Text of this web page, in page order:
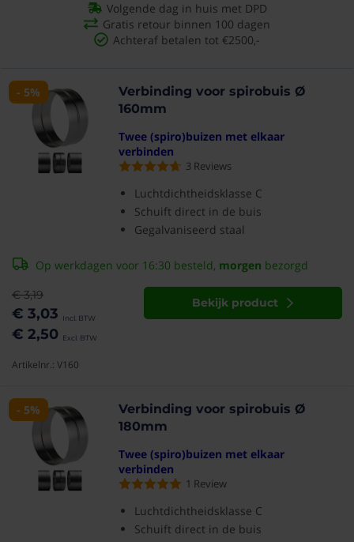
- 5%
Verbinding voor spirobuis Ø
160mm
Twee (spiro)buizen met elkaar
verbinden
3 Reviews
Luchtdichtheidsklasse C
Schuift direct in de buis
Gegalvaniseerd staal
€ 3,03
€ 2,50
€ 3,19
Op werkdagen voor 16:30 besteld, morgen bezorgd
Bekijk product
Artikelnr.: V160
- 5%
Verbinding voor spirobuis Ø
180mm
Twee (spiro)buizen met elkaar
verbinden
1 Review
Luchtdichtheidsklasse C
Schuift direct in de buis
Volgende dag in huis met DPD
Gratis retour binnen 100 dagen
Achteraf betalen tot €2500,-